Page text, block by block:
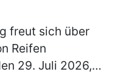
freut sich über
Reifen
29. Juli 2026,